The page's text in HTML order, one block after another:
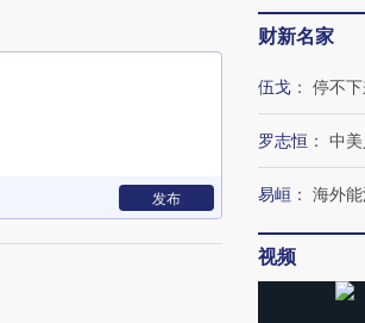
发布
财新名家
伍戈 ： 停不
罗志恒 ： 中
易峘 ： 海外
视频